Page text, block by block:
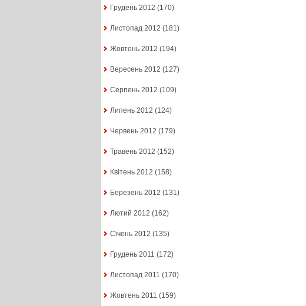
Грудень 2012 (170)
Листопад 2012 (181)
Жовтень 2012 (194)
Вересень 2012 (127)
Серпень 2012 (109)
Липень 2012 (124)
Червень 2012 (179)
Травень 2012 (152)
Квітень 2012 (158)
Березень 2012 (131)
Лютий 2012 (162)
Січень 2012 (135)
Грудень 2011 (172)
Листопад 2011 (170)
Жовтень 2011 (159)